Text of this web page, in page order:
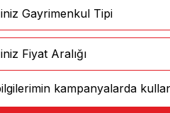
kampanyalarda